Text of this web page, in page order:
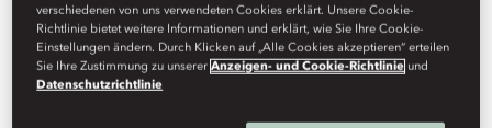
ROKA
verschiedenen von uns verwendeten Cookies erklärt. Unsere Cookie-
Richtlinie bietet weitere Informationen und erklärt, wie Sie Ihre Cookie-
Einstellungen ändern. Durch Klicken auf „Alle Cookies akzeptieren“ erteilen
Sie Ihre Zustimmung zu unsererAnzeigen- und Cookie-Richtlinie und
Datenschutzrichtlinie